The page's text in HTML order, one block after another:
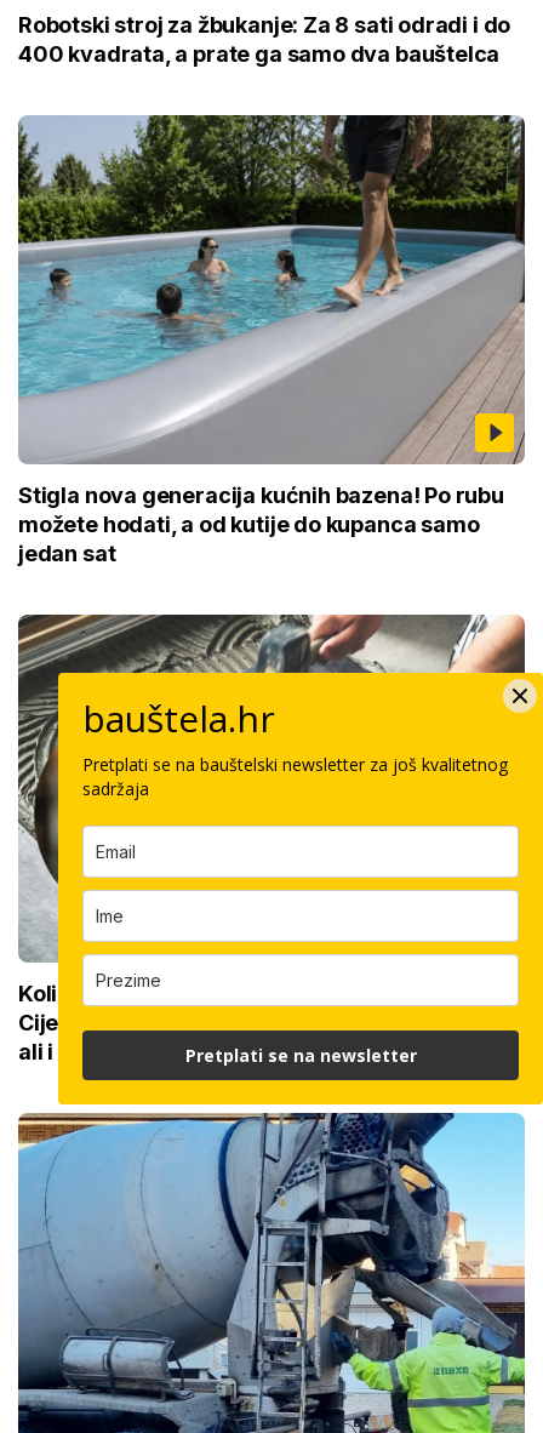
Robotski stroj za žbukanje: Za 8 sati odradi i do
400 kvadrata, a prate ga samo dva bauštelca
Stigla nova generacija kućnih bazena! Po rubu
možete hodati, a od kutije do kupanca samo
jedan sat
Koliko košta keramičar za kvadrat pločica:
Cijenu određuju površina, dimenzije keramike,
ali i lokacija
bauštela.hr
Pretplati se na bauštelski newsletter za još kvalitetnog
sadržaja
Pretplati se na newsletter